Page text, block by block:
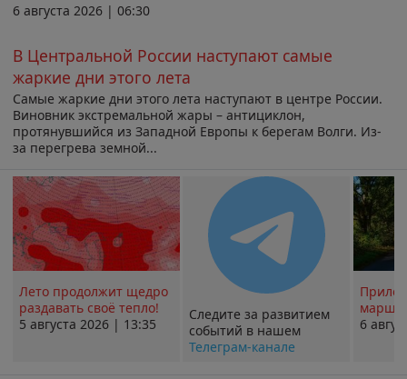
6 августа 2026 | 06:30
В Центральной России наступают самые
жаркие дни этого лета
Самые жаркие дни этого лета наступают в центре России.
Виновник экстремальной жары – антициклон,
протянувшийся из Западной Европы к берегам Волги. Из-
за перегрева земной...
Лето продолжит щедро
раздавать своё тепло!
5 августа 2026 | 13:35
Следите за развитием
событий в нашем
Телеграм-канале
6